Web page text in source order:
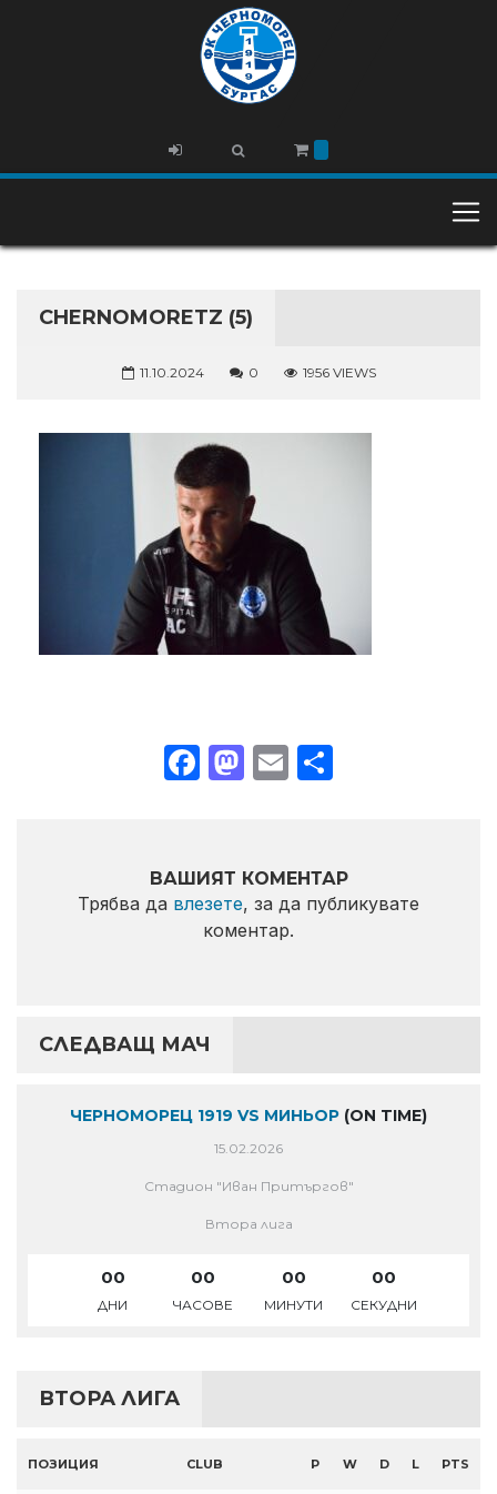
CHERNOMORETZ (5)
11.10.2024 0 1956 VIEWS
Facebook
Mastodon
Email
ВАШИЯТ КОМЕНТАР
Трябва да влезете, за да публикувате
коментар.
СЛЕДВАЩ МАЧ
ЧЕРНОМОРЕЦ 1919 VS МИНЬОР (ON TIME)
15.02.2026
Стадион "Иван Притъргов"
Втора лига
00
ДНИ
00
ЧАСОВЕ
00
МИНУТИ
00
СЕКУДНИ
ВТОРА ЛИГА
ПОЗИЦИЯ CLUB P W D L PTS